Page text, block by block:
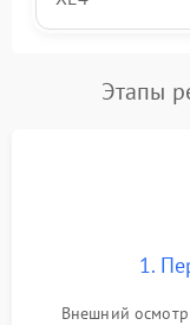
Этапы
1.
Внешний осмотр